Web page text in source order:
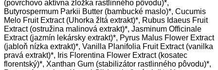
(povrchovo aktívna zložka rastlinného pôvodu)*,
Butyrospermum Parkii Butter (bambucké maslo)*, Cucumis
Melo Fruit Extract (Uhorka žltá extrakt)*, Rubus Idaeus Fruit
Extract (ostružina malinová extrakt)*, Jasminum Officinale
Extract (jazmín lekársky extrakt)*, Pyrus Malus Flower Extract
(jabloň nízka extrakt)*, Vanilla Planifolia Fruit Extract (vanilka
pravá extrakt)*, Iris Florentina Flower Extract (kosatec
florentský)*, Xanthan Gum (stabilizátor rastlinného pôvodu)*,